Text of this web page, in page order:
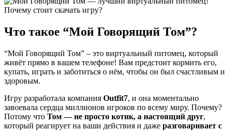
Что такое “Мой Говорящий Том”?
“Мой Говорящий Том” – это виртуальный питомец, который
живёт прямо в вашем телефоне! Вам предстоит кормить его,
купать, играть и заботиться о нём, чтобы он был счастливым и
здоровым.
Игру разработала компания Outfit7, и она моментально
завоевала сердца миллионов игроков по всему миру. Почему?
Потому что Том — не просто котик, а настоящий друг,
который реагирует на ваши действия и даже разговаривает с